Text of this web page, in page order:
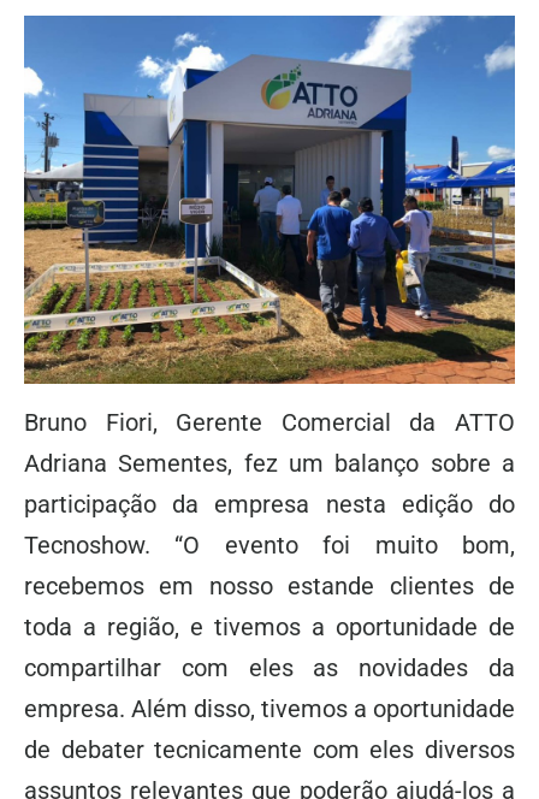
Bruno Fiori, Gerente Comercial da ATTO
Adriana Sementes, fez um balanço sobre a
participação da empresa nesta edição do
Tecnoshow. “O evento foi muito bom,
recebemos em nosso estande clientes de
toda a região, e tivemos a oportunidade de
compartilhar com eles as novidades da
empresa. Além disso, tivemos a oportunidade
de debater tecnicamente com eles diversos
assuntos relevantes que poderão ajudá-los a